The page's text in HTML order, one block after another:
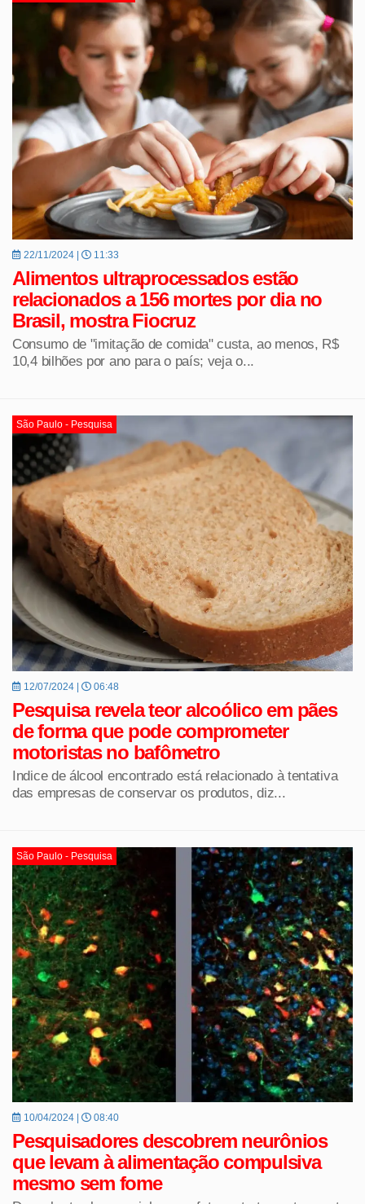
22/11/2024 | 11:33
Alimentos ultraprocessados estão
relacionados a 156 mortes por dia no
Brasil, mostra Fiocruz
Consumo de "imitação de comida" custa, ao menos, R$
10,4 bilhões por ano para o país; veja o...
São Paulo - Pesquisa
12/07/2024 | 06:48
Pesquisa revela teor alcoólico em pães
de forma que pode comprometer
motoristas no bafômetro
Indice de álcool encontrado está relacionado à tentativa
das empresas de conservar os produtos, diz...
São Paulo - Pesquisa
10/04/2024 | 08:40
Pesquisadores descobrem neurônios
que levam à alimentação compulsiva
mesmo sem fome